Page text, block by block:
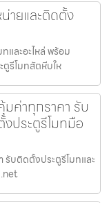
ายและติดตั้ง
และอะไหล่ พร้อม
รีโมทสัตหีบให
มค่าทุกราคา รับ
ประตูรีโมทมือ
รับติดตั้งประตูรีโมทและ